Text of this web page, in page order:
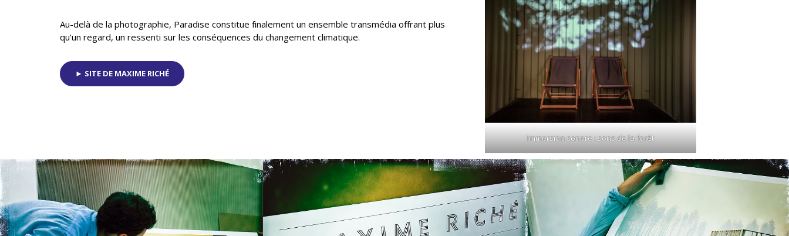
Au-delà de la photographie, Paradise constitue finalement un ensemble transmédia offrant plus
qu’un regard, un ressenti sur les conséquences du changement climatique.
► SITE DE MAXIME RICHÉ
Immersion sonore : sons de la forêt